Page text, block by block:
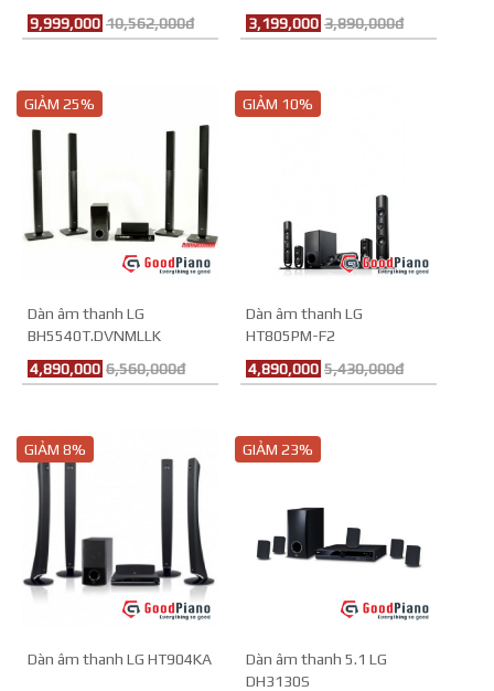
9,999,000 10,562,000đ
3,199,000 3,890,000đ
GIẢM 25%
Dàn âm thanh LG
BH5540T.DVNMLLK
4,890,000 6,560,000đ
GIẢM 10%
Dàn âm thanh LG
HT805PM-F2
4,890,000 5,430,000đ
GIẢM 8%
Dàn âm thanh LG HT904KA
GIẢM 23%
Dàn âm thanh 5.1 LG
DH3130S